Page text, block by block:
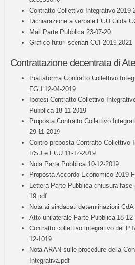
Contratto Collettivo Integrativo 2019-
Dichiarazione a verbale FGU Gilda
Mail Parte Pubblica 23-07-20
Grafico futuri scenari CCI 2019-2021
Contrattazione decentrata di
Piattaforma Contratto Collettivo
FGU 12-04-2019
Ipotesi Contratto Collettivo
Pubblica 18-11-2019
Proposta Contratto Collettivo
29-11-2019
Contro proposta Contratto Collettivo
RSU e FGU 11-12-2019
Nota Parte Pubblica 10-12-2019
Proposta Accordo Economico 2019
Lettera Parte Pubblica chiusura fase
19.pdf
Nota ai sindacati determinazioni CdA
Atto unilaterale Parte Pubblica 18-
Contratto collettivo integrativo del
12-1019
Nota ARAN sulle procedure della
Integrativa.pdf